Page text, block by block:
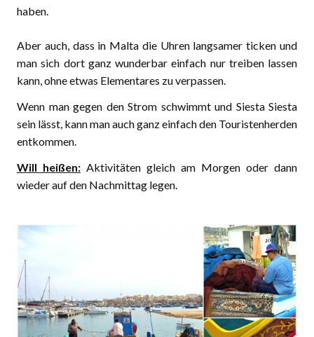
haben.
Aber auch, dass in Malta die Uhren langsamer ticken und
man sich dort ganz wunderbar einfach nur treiben lassen
kann, ohne etwas Elementares zu verpassen.
Wenn man gegen den Strom schwimmt und Siesta Siesta
sein lässt, kann man auch ganz einfach den Touristenherden
entkommen.
Will heißen: Aktivitäten gleich am Morgen oder dann
wieder auf den Nachmittag legen.